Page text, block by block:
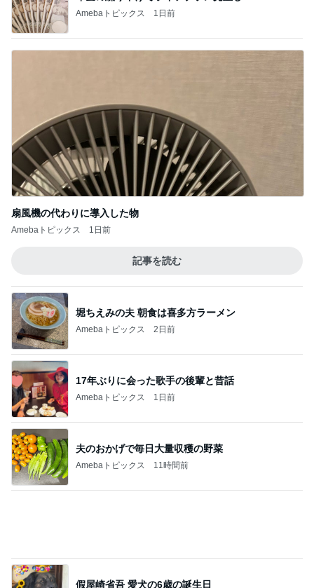
堀ちえみの夫 朝食は喜多方ラーメン
17年ぶりに会った歌手の後輩と昔話
Amebaトピックス 1日前
夫のおかげで毎日大量収穫の野菜
Amebaトピックス 11時間前
假屋崎省吾 愛犬の6歳の誕生日
Amebaトピックス 1日前
記事を読む